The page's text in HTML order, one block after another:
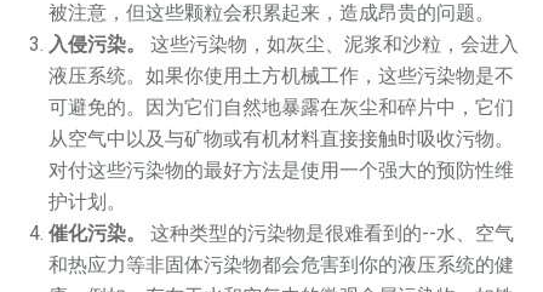
被注意，但这些颗粒会积累起来，造成昂贵的问题。
入侵污染。
这些污染物，如灰尘、泥浆和沙粒，会进入
液压系统。如果你使用土方机械工作，这些污染物是不
可避免的。因为它们自然地暴露在灰尘和碎片中，它们
从空气中以及与矿物或有机材料直接接触时吸收污物。
对付这些污染物的最好方法是使用一个强大的预防性维
护计划。
催化污染。
这种类型的污染物是很难看到的--水、空气
和热应力等非固体污染物都会危害到你的液压系统的健